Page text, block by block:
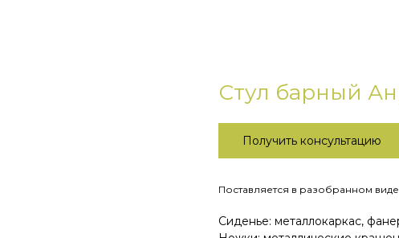
Стул барный
Получить консультацию
Поставляется в разобранном
Сиденье: металлокаркас,